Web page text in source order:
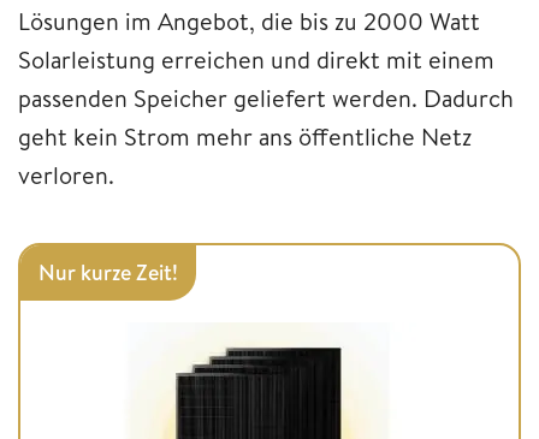
Lösungen im Angebot, die bis zu 2000 Watt
Solarleistung erreichen und direkt mit einem
passenden Speicher geliefert werden. Dadurch
geht kein Strom mehr ans öffentliche Netz
verloren.
Nur kurze Zeit!